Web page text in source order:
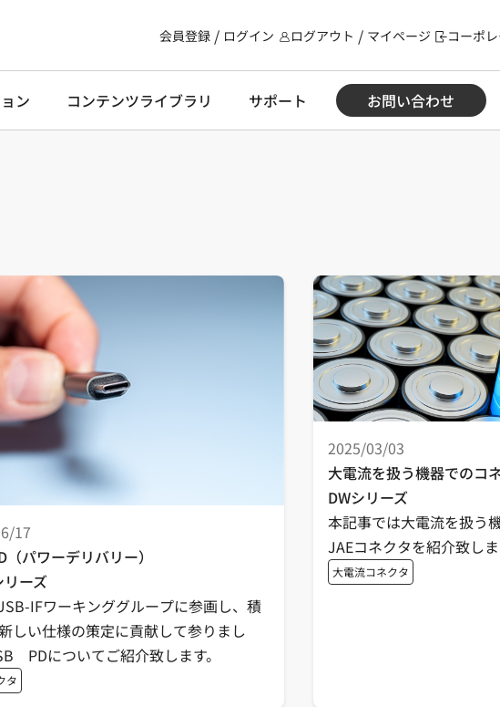
会員登録 ログイン ログアウト マイページ コーポ
ン コンテンツライブラリ サポート お問い合わせ
（パワーデリバリー）
リーズ
17
IFワーキンググループに参画し、積
しい仕様の策定に貢献して参りまし
PDについてご紹介致します。
タ
大電流を扱う機器でのコ
DWシリーズ
2025/03/03
本記事では大電流を扱う
JAEコネクタを紹介致しま
大電流コネクタ